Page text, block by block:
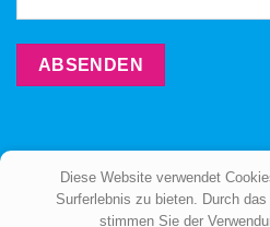
Diese Website verwendet
Surferlebnis zu bieten. Durch
stimmen Sie der